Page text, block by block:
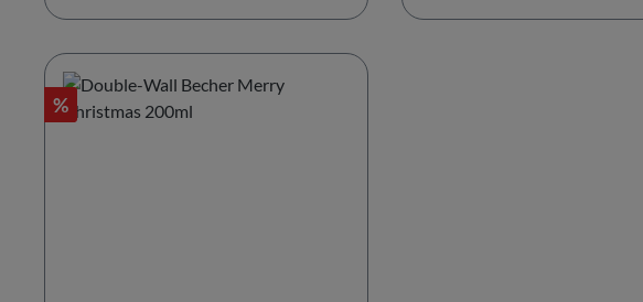
Rabatt
%